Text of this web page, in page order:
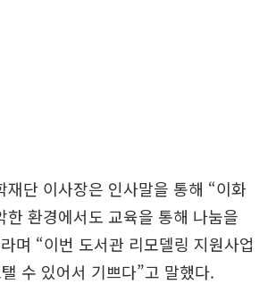
재단 이사장은 인사말을 통해 “이화
한 환경에서도 교육을 통해 나눔을
며 “이번 도서관 리모델링 지원사업
수 있어서 기쁘다”고 말했다.